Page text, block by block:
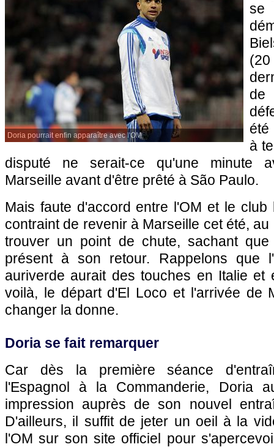
Doria pourrait enfin apparaître avec l'OM
été
à
disputé ne serait-ce qu'une minute
Marseille avant d'être prêté à São Paulo.
Mais faute d'accord entre l'OM et le club
contraint de revenir à Marseille cet été,
trouver un point de chute, sachant
présent à son retour. Rappelons que
auriverde aurait des touches en Italie et
voilà, le départ d'El Loco et l'arrivée de
changer la donne.
Doria se fait remarquer
Car dès la première séance
l'Espagnol à la Commanderie, Doria
impression auprès de son nouvel
D'ailleurs, il suffit de jeter un oeil à la
l'OM sur son site officiel pour